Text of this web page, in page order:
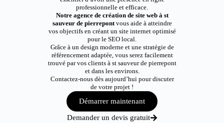
professionnelle et efficace.
Notre agence de création de site web à st
sauveur de pierrepontvous aide à atteindre
vos objectifs en créant un site internet optimisé
pour le SEO local.
Grâce à un design moderne et une stratégie de
référencement adaptée, vous serez facilement
trouvé par vos clients à st sauveur de pierrepont
et dans les environs.
Contactez-nous dès aujourd’hui pour discuter
de votre projet !
Démarrer maintenant
Demander un devis gratuit